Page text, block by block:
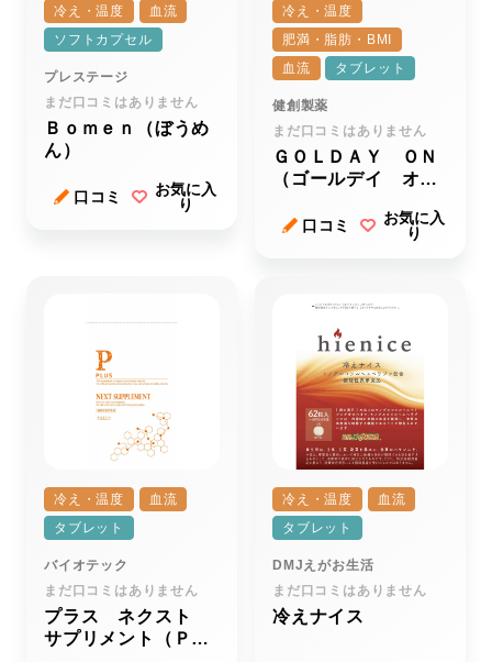
冷え・温度
血流
ソフトカプセル
プレステージ
まだ口コミはありません
Ｂｏｍｅｎ（ぼうめ
ん）
口コミ
お気に入
り
冷え・温度
肥満・脂肪・BMI
血流
タブレット
健創製薬
まだ口コミはありません
ＧＯＬＤＡＹ ＯＮ
（ゴールデイ オ
口コミ
お気に入
り
冷え・温度
血流
タブレット
バイオテック
まだ口コミはありません
プラス ネクスト
サプリメント（ＰＬ
冷え・温度
血流
タブレット
DMJえがお生活
まだ口コミはありません
冷えナイス